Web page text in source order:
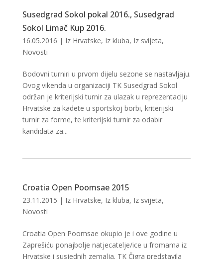
Susedgrad Sokol pokal 2016., Susedgrad
Sokol Limač Kup 2016.
16.05.2016 | Iz Hrvatske, Iz kluba, Iz svijeta,
Novosti
Bodovni turniri u prvom dijelu sezone se nastavljaju.
Ovog vikenda u organizaciji TK Susedgrad Sokol
održan je kriterijski turnir za ulazak u reprezentaciju
Hrvatske za kadete u sportskoj borbi, kriterijski
turnir za forme, te kriterijski turnir za odabir
kandidata za...
Croatia Open Poomsae 2015
23.11.2015 | Iz Hrvatske, Iz kluba, Iz svijeta,
Novosti
Croatia Open Poomsae okupio je i ove godine u
Zaprešiću ponajbolje natjecatelje/ice u fromama iz
Hrvatske i susjednih zemalja. TK Čigra predstavila